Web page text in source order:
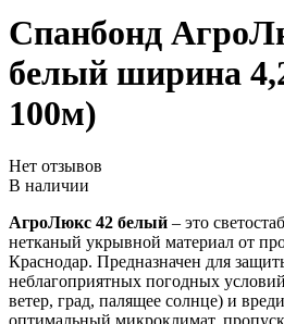
Спанбонд
белый ширина
100м)
Нет отзывов
В наличии
АгроЛюкс 42 белый – это
нетканый укрывной материал от
Краснодар. Предназначен для
неблагоприятных погодных
ветер, град, палящее солнце) и
оптимальный микроклимат,